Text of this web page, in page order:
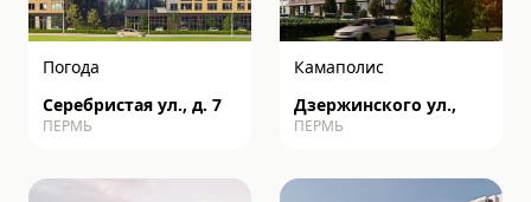
Погода
Серебристая ул., д. 7
ПЕРМЬ
Камаполис
Дзержинского ул.,
ПЕРМЬ